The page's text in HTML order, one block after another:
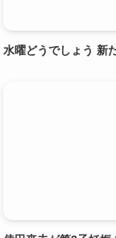
水曜どうでしょう 新